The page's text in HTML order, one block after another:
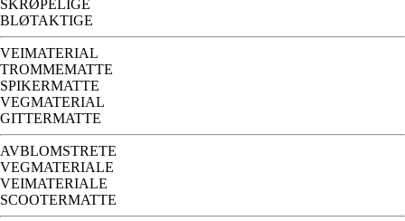
SKRØPELIGE
BLØTAKTIGE
VEIMATERIAL
TROMMEMATTE
SPIKERMATTE
VEGMATERIAL
GITTERMATTE
AVBLOMSTRETE
VEGMATERIALE
VEIMATERIALE
SCOOTERMATTE